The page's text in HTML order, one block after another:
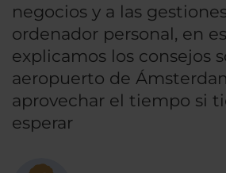
negocios y a las
ordenador personal, en
explicamos los consejos
aeropuerto de
aprovechar el tiempo si
esperar